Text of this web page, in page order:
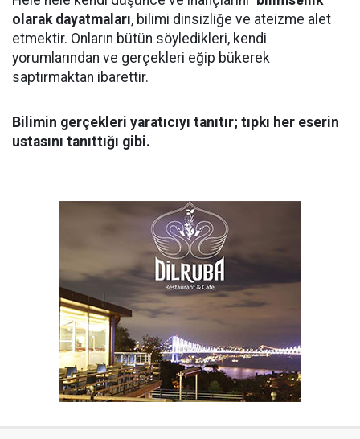
olarak dayatmaları, bilimi dinsizliğe ve ateizme alet
etmektir. Onların bütün söyledikleri, kendi
yorumlarından ve gerçekleri eğip bükerek
saptırmaktan ibarettir.
Bilimin gerçekleri yaratıcıyı tanıtır; tıpkı her eserin
ustasını tanıttığı gibi.